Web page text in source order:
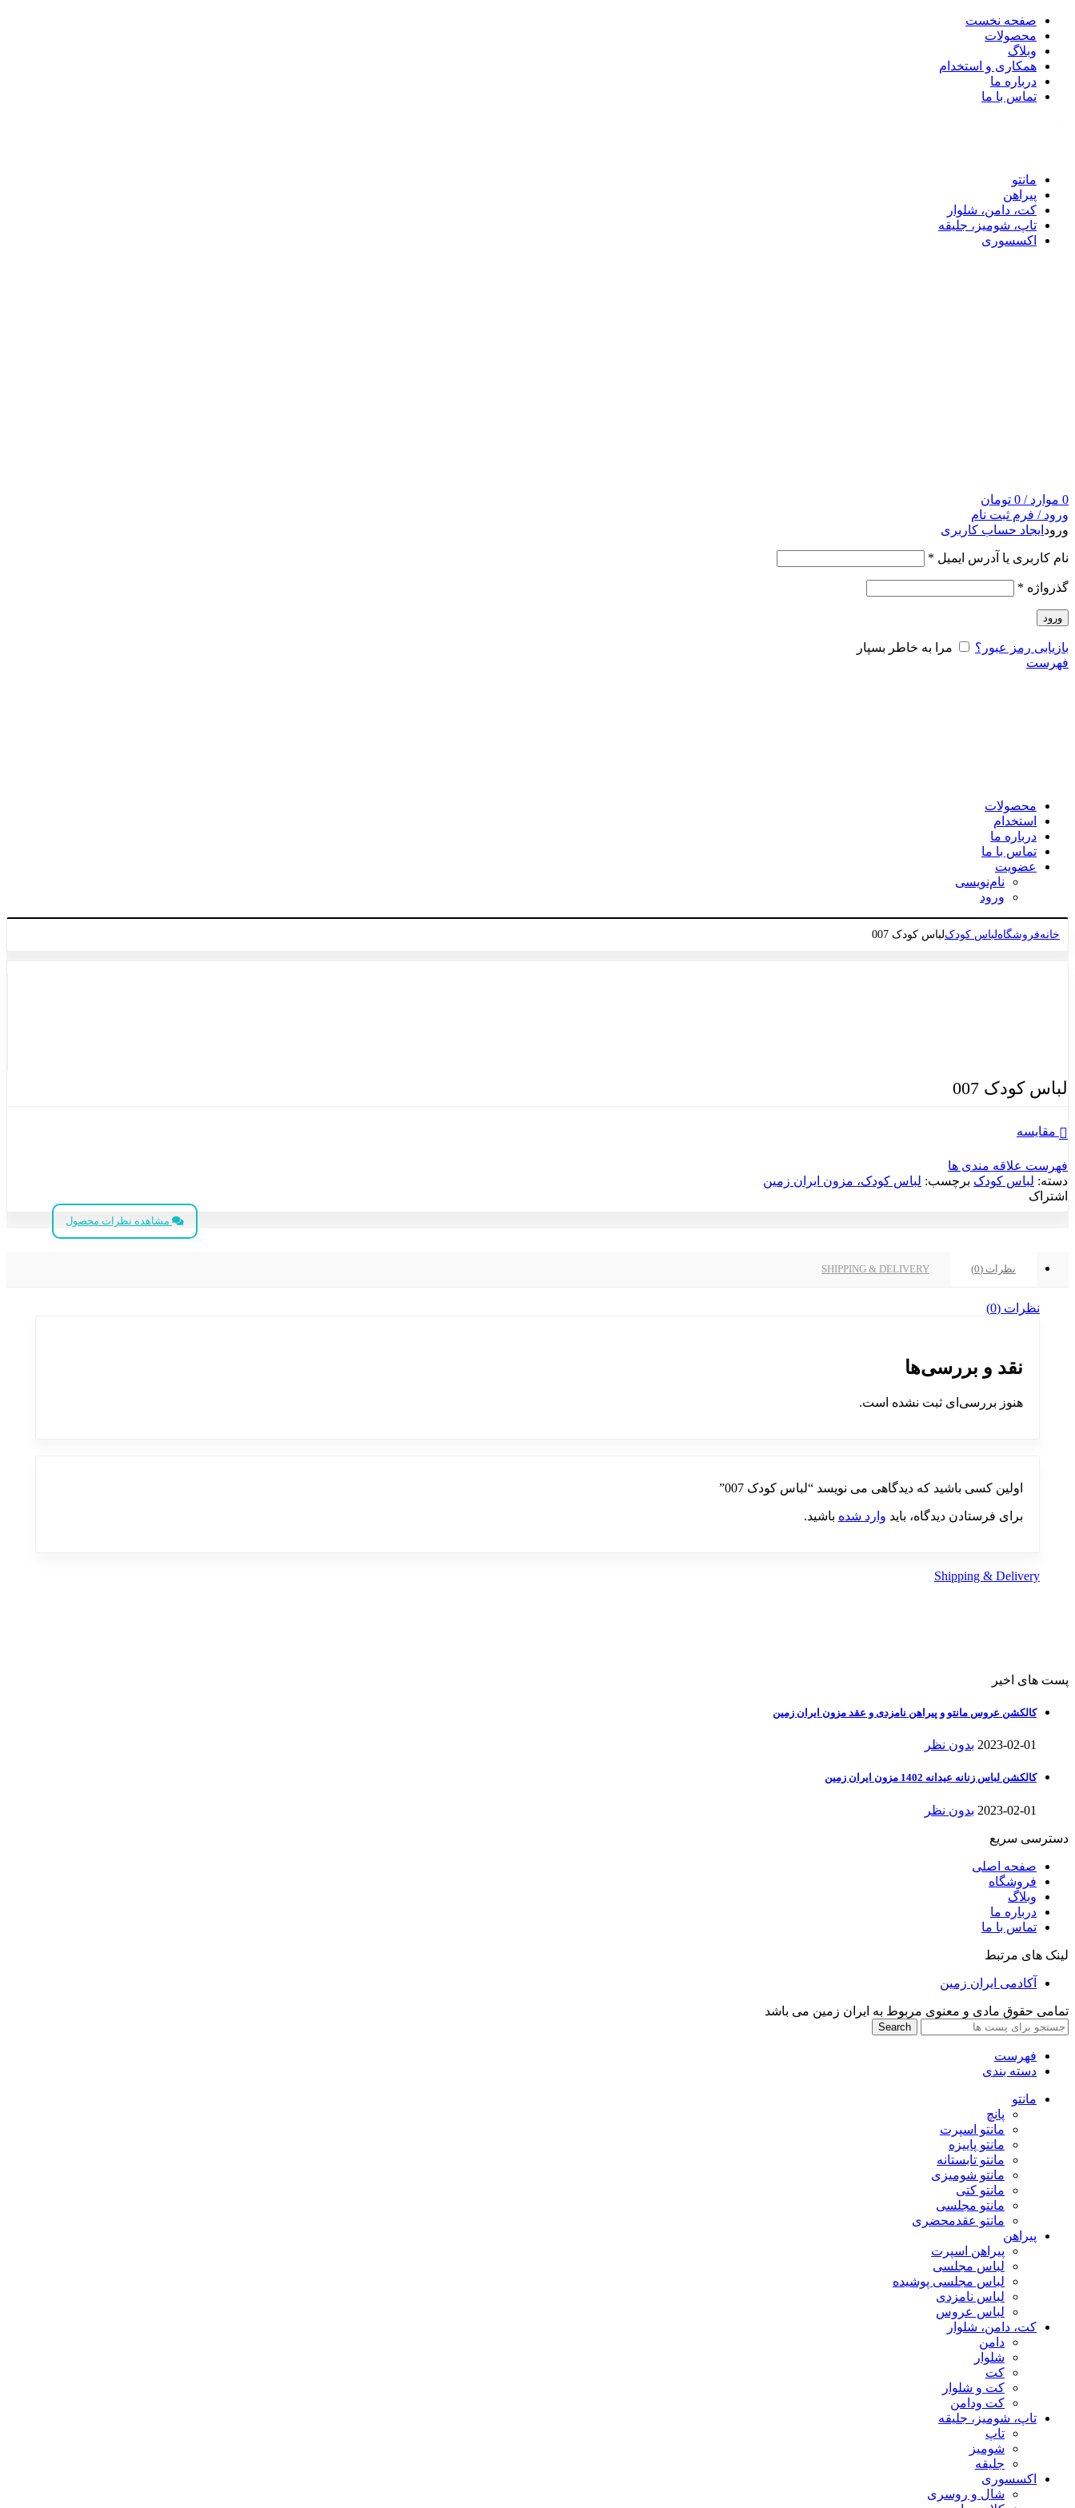
صفحه نخست
محصولات
وبلاگ
همکاری و استخدام
درباره ما
تماس با ما
مانتو
پیراهن
کت، دامن، شلوار
تاپ، شومیز، جلیقه
اکسسوری
0 موارد /
0 تومان
ورود / فرم ثبت نام
ورود ایجاد حساب کاربری
نام کاربری یا آدرس ایمیل *
گذرواژه *
ورود
بازیابی رمز عبور؟
مرا به خاطر بسپار
فهرست
محصولات
استخدام
درباره ما
تماس با ما
عضویت
نام‌نویسی
ورود
خانهفروشگاهلباس کودکلباس کودک 007
لباس کودک 007
مقایسه
فهرست علاقه مندی ها
دسته: لباس کودک برچسب: لباس کودک، مزون ایران زمین
اشتراک
مشاهده نظرات محصول
نظرات (0) SHIPPING & DELIVERY
نظرات (0)
نقد و بررسی‌ها
هنوز بررسی‌ای ثبت نشده است.
اولین کسی باشید که دیدگاهی می نویسد “لباس کودک 007”
برای فرستادن دیدگاه، باید وارد شده باشید.
Shipping & Delivery
پست های اخیر
کالکشن عروس مانتو و پیراهن نامزدی و عقد مزون ایران زمین
2023-02-01 بدون نظر
کالکشن لباس زنانه عیدانه 1402 مزون ایران زمین
2023-02-01 بدون نظر
دسترسی سریع
صفحه اصلی
فروشگاه
وبلاگ
درباره ما
تماس با ما
لینک های مرتبط
آکادمی ایران زمین
تمامی حقوق مادی و معنوی مربوط به ایران زمین می باشد
Search
فهرست
دسته بندی
مانتو
پانچ
مانتو اسپرت
مانتو پاییزه
مانتو تابستانه
مانتو شومیزی
مانتو کتی
مانتو مجلسی
مانتو عقد‌محضری
پیراهن
پیراهن اسپرت
لباس مجلسی
لباس مجلسی پوشیده
لباس نامزدی
لباس عروس
کت، دامن، شلوار
دامن
شلوار
کت
کت و شلوار
کت ودامن
تاپ، شومیز، جلیقه
تاپ
شومیز
جلیقه
اکسسوری
شال و روسری